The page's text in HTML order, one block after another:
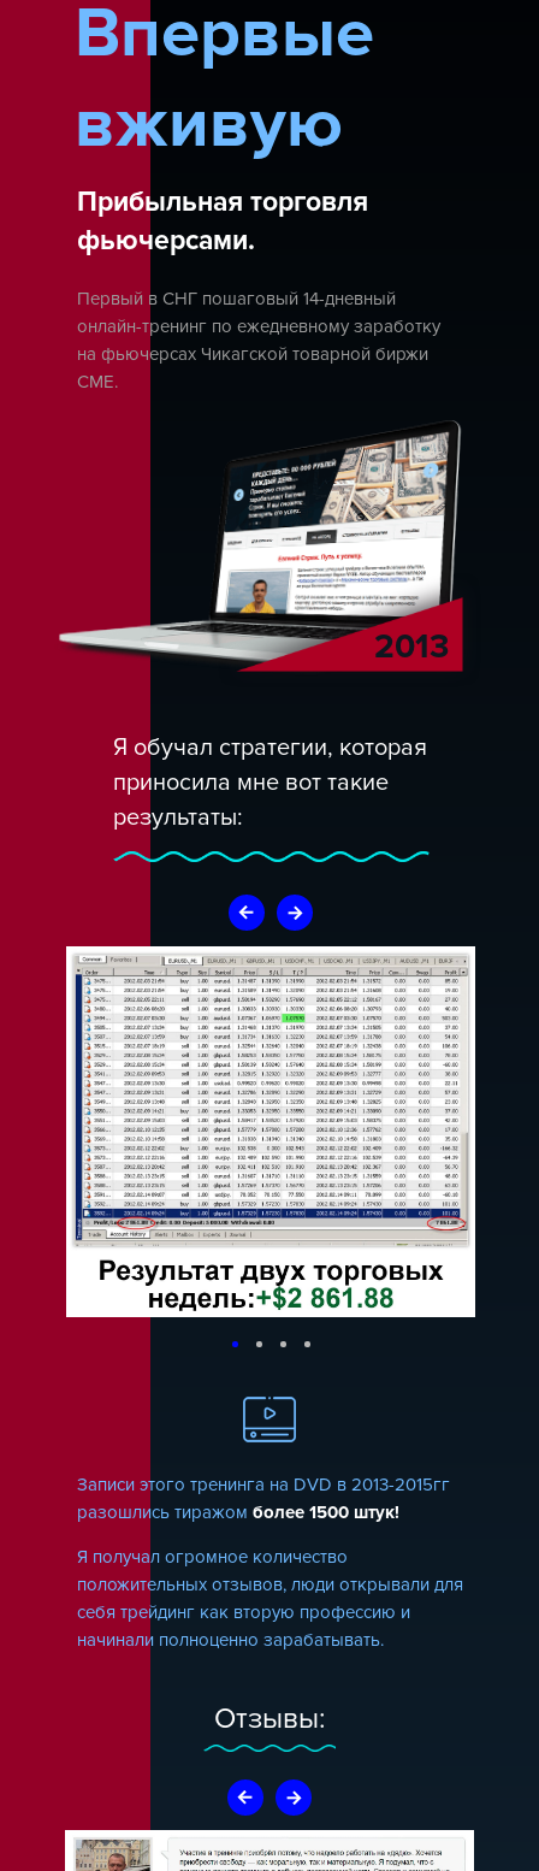
Я обучал стратегии, которая
приносила мне вот такие
результаты:
Записи этого тренинга на DVD в 2013-2015гг
разошлись тиражом более 1500 штук!
Я получал огромное количество
положительных отзывов, люди открывали для
себя трейдинг как вторую профессию и
начинали полноценно зарабатывать.
Отзывы:
Впервые
вживую
Прибыльная торговля
фьючерсами.
Первый в СНГ пошаговый 14-дневный
онлайн-тренинг по ежедневному заработку
на фьючерсах Чикагской товарной биржи
СМЕ.
2013